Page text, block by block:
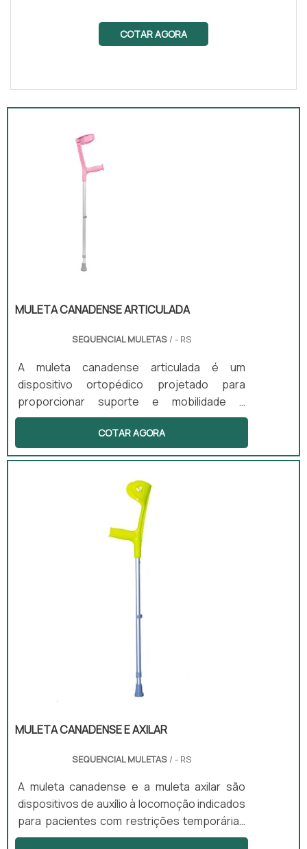
COTAR AGORA
MULETA CANADENSE ARTICULADA
SEQUENCIAL MULETAS / - RS
A muleta canadense articulada é um
dispositivo ortopédico projetado para
proporcionar suporte e mobilidade a
usuários com dificuldades locomotoras. Este
equipamento possui apoio de antebraço, o
que proporciona maior conforto durante o
prolongado, oferecendo maior mobilidade e
suporte adequado. A muleta é indicada para
pessoas que enfrentam lesões ou
deficiências permanentes, sendo leve,
anatômica e ajustável, o que facilita a
COTAR AGORA
MULETA CANADENSE E AXILAR
SEQUENCIAL MULETAS / - RS
A muleta canadense e a muleta axilar são
dispositivos de auxílio à locomoção indicados
para pacientes com restrições temporárias
ou permanentes de mobilidade. A muleta